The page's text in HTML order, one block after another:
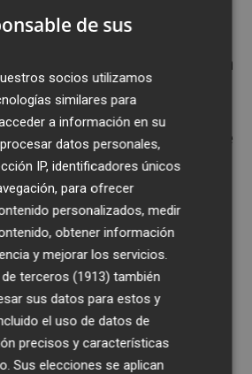
integral del Palau de
necesaria para dar solución
de espacio para los
de la Generalitat,
en la recuperación de
Patrimonio
de gran valor
y su apertura a toda la
la directora general de
quien precisó que
trabajos
el edificio.
de sus
socios utilizamos
similares para
a información en su
datos personales,
IP, identificadores únicos
para ofrecer
personalizados, medir
obtener información
y mejorar los servicios.
terceros (1913) también
sus datos para estos y
el uso de datos de
precisos y características
Sus elecciones se aplican